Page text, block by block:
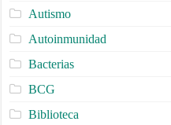
Autismo
Autoinmunidad
Bacterias
BCG
Biblioteca